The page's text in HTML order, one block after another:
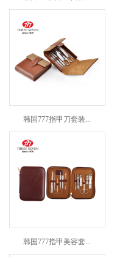
韩国777指甲刀套装...
韩国777指甲美容套...